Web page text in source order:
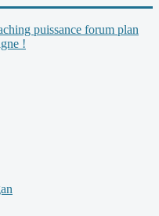
puissance forum plan
!